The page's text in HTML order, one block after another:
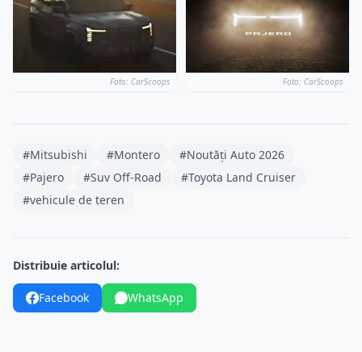
Foto: CarScoops Foto: CarScoops
#Mitsubishi #Montero
#Noutăți Auto 2026
#Pajero
#Suv Off-Road
#Toyota Land Cruiser
#vehicule de teren
Distribuie articolul:
Facebook WhatsApp